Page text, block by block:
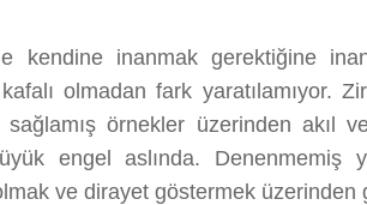
kendine inanmak gerektiğine
olmadan fark yaratılamıyor.
örnekler üzerinden akıl
engel aslında. Denenmemiş
ve dirayet göstermek üzerinden